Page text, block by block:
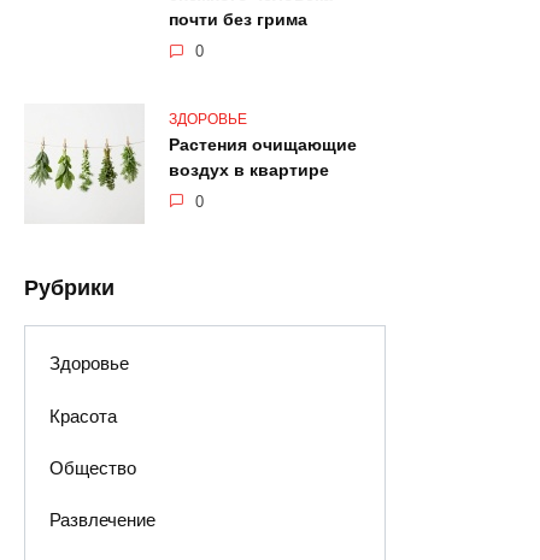
почти без грима
0
ЗДОРОВЬЕ
Растения очищающие
воздух в квартире
0
Рубрики
Здоровье
Красота
Общество
Развлечение